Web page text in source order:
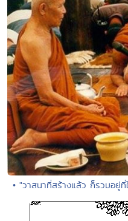
• "วาสนาที่สร้างแล้ว ก็รวมอ